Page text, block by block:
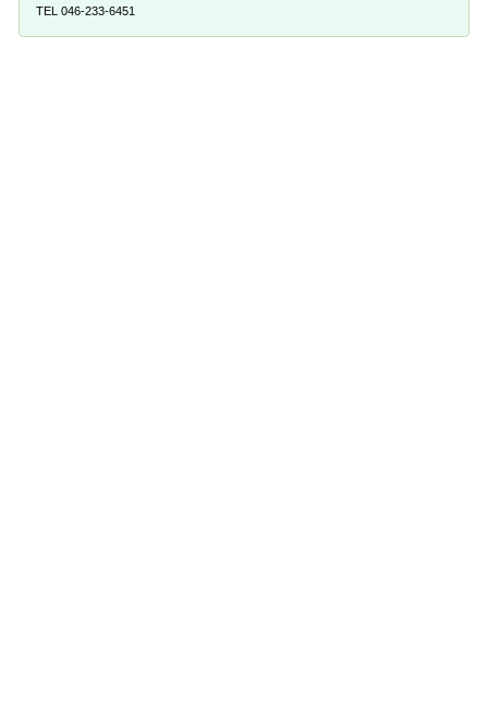
TEL 046-233-6451